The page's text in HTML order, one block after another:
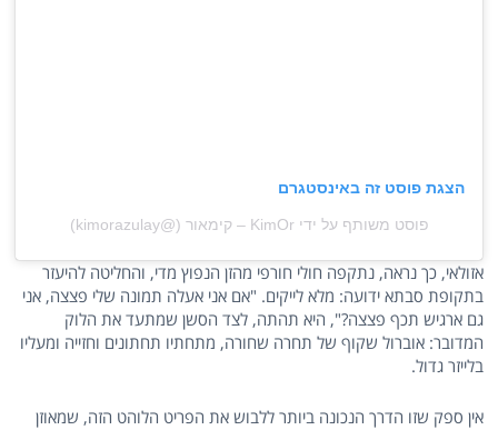
הצגת פוסט זה באינסטגרם
פוסט משותף על ידי ‏‎KimOr – קימאור‎‏ (@‏‎kimorazulay‎‏)
אזולאי, כך נראה, נתקפה חולי חורפי מהזן הנפוץ מדי, והחליטה להיעזר
בתקופת סבתא ידועה: מלא לייקים. "אם אני אעלה תמונה שלי פצצה, אני
גם ארגיש תכף פצצה?", היא תהתה, לצד הסשן שמתעד את הלוק
המדובר: אוברול שקוף של תחרה שחורה, מתחתיו תחתונים וחזייה ומעליו
בלייזר גדול.
אין ספק שזו הדרך הנכונה ביותר ללבוש את הפריט הלוהט הזה, שמאוזן